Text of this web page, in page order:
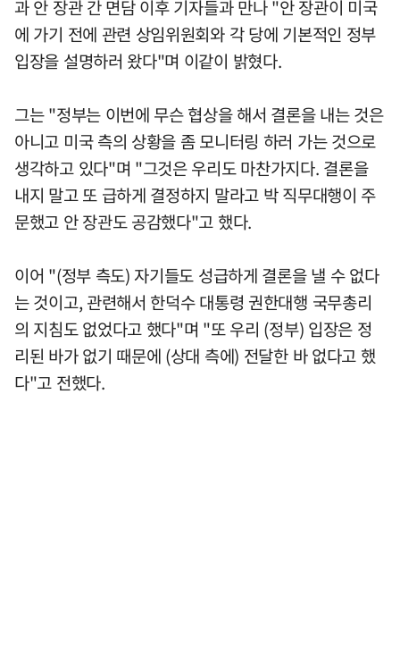
과 안 장관 간 면담 이후 기자들과 만나 "안 장관이 미국
에 가기 전에 관련 상임위원회와 각 당에 기본적인 정부
입장을 설명하러 왔다"며 이같이 밝혔다.
그는 "정부는 이번에 무슨 협상을 해서 결론을 내는 것은
아니고 미국 측의 상황을 좀 모니터링 하러 가는 것으로
생각하고 있다"며 "그것은 우리도 마찬가지다. 결론을
내지 말고 또 급하게 결정하지 말라고 박 직무대행이 주
문했고 안 장관도 공감했다"고 했다.
이어 "(정부 측도) 자기들도 성급하게 결론을 낼 수 없다
는 것이고, 관련해서 한덕수 대통령 권한대행 국무총리
의 지침도 없었다고 했다"며 "또 우리 (정부) 입장은 정
리된 바가 없기 때문에 (상대 측에) 전달한 바 없다고 했
다"고 전했다.